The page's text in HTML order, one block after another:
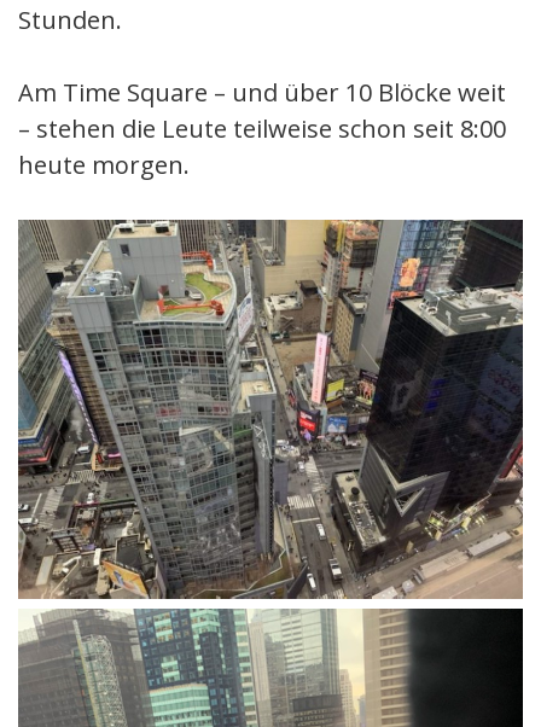
Stunden.
Am Time Square – und über 10 Blöcke weit
– stehen die Leute teilweise schon seit 8:00
heute morgen.